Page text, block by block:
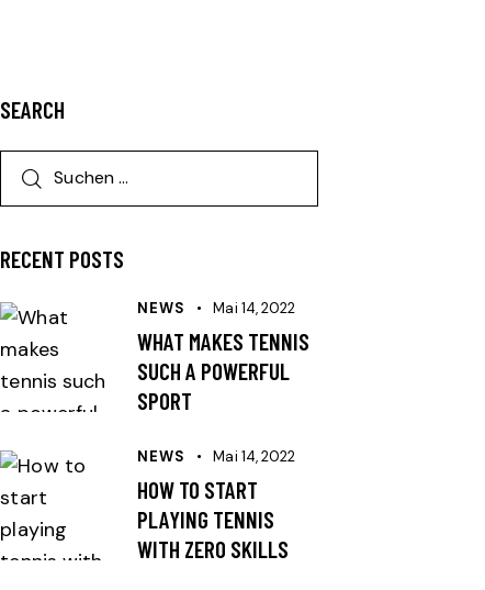
SEARCH
RECENT POSTS
NEWS Mai 14, 2022
WHAT MAKES TENNIS
SUCH A POWERFUL
SPORT
NEWS Mai 14, 2022
HOW TO START
PLAYING TENNIS
WITH ZERO SKILLS